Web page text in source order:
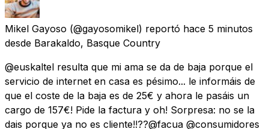
Mikel Gayoso (@gayosomikel) reportó hace 5 minutos
desde Barakaldo, Basque Country
@euskaltel resulta que mi ama se da de baja porque el
servicio de internet en casa es pésimo... le informáis de
que el coste de la baja es de 25€ y ahora le pasáis un
cargo de 157€! Pide la factura y oh! Sorpresa: no se la
dais porque ya no es cliente!!??@facua @consumidores